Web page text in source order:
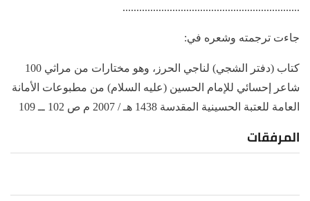
................................................................
جاءت ترجمته وشعره في:
كتاب (دفتر الشجي) لناجي الحرز، وهو مختارات من مراثي 100
شاعر إحسائي للإمام الحسين (عليه السلام) من مطبوعات الأمانة
العامة للعتبة الحسينية المقدسة 1438 هـ / 2007 م ص 102 ــ 109
المرفقات